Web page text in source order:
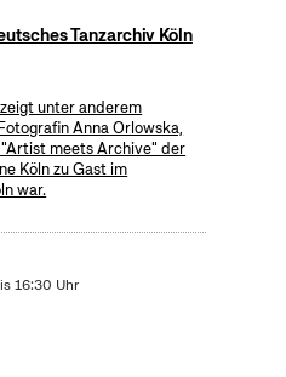
Tanzarchiv Köln
unter anderem
Anna Orlowska,
meets Archive" der
Köln zu Gast im
war.
16:30 Uhr